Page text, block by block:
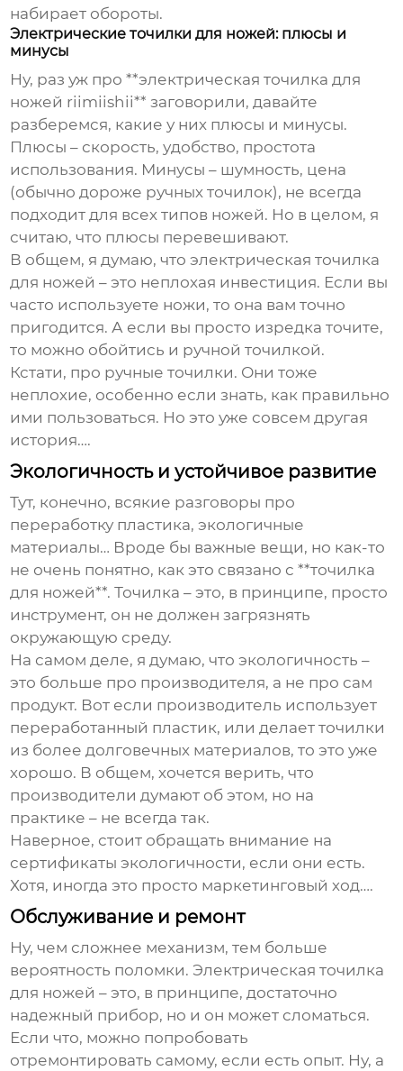
набирает обороты.
Электрические точилки для ножей: плюсы и
минусы
Ну, раз уж про **электрическая точилка для
ножей riimiishii** заговорили, давайте
разберемся, какие у них плюсы и минусы.
Плюсы – скорость, удобство, простота
использования. Минусы – шумность, цена
(обычно дороже ручных точилок), не всегда
подходит для всех типов ножей. Но в целом, я
считаю, что плюсы перевешивают.
В общем, я думаю, что электрическая точилка
для ножей – это неплохая инвестиция. Если вы
часто используете ножи, то она вам точно
пригодится. А если вы просто изредка точите,
то можно обойтись и ручной точилкой.
Кстати, про ручные точилки. Они тоже
неплохие, особенно если знать, как правильно
ими пользоваться. Но это уже совсем другая
история….
Экологичность и устойчивое развитие
Тут, конечно, всякие разговоры про
переработку пластика, экологичные
материалы… Вроде бы важные вещи, но как-то
не очень понятно, как это связано с **точилка
для ножей**. Точилка – это, в принципе, просто
инструмент, он не должен загрязнять
окружающую среду.
На самом деле, я думаю, что экологичность –
это больше про производителя, а не про сам
продукт. Вот если производитель использует
переработанный пластик, или делает точилки
из более долговечных материалов, то это уже
хорошо. В общем, хочется верить, что
производители думают об этом, но на
практике – не всегда так.
Наверное, стоит обращать внимание на
сертификаты экологичности, если они есть.
Хотя, иногда это просто маркетинговый ход….
Обслуживание и ремонт
Ну, чем сложнее механизм, тем больше
вероятность поломки. Электрическая точилка
для ножей – это, в принципе, достаточно
надежный прибор, но и он может сломаться.
Если что, можно попробовать
отремонтировать самому, если есть опыт. Ну, а